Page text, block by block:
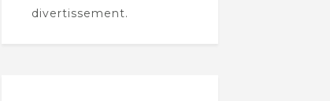
divertissement.